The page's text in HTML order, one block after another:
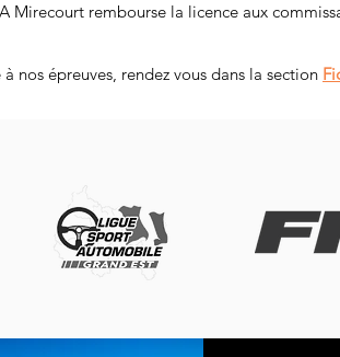
Mirecourt rembourse la licence aux
nos épreuves, rendez vous dans la section